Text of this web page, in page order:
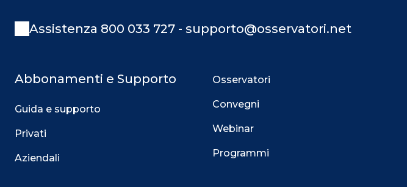
Assistenza 800 033 727 - supporto@osservatori.net
Abbonamenti e Supporto
Guida e supporto
Privati
Aziendali
Osservatori
Convegni
Webinar
Programmi